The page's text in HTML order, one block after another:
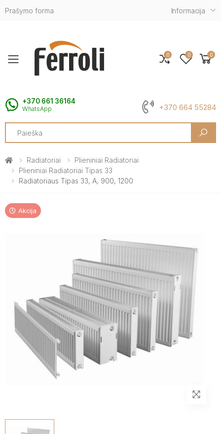
Prašymo forma Informacija
Toggle mobile menu
+370 661 36164
WhatsApp +370 664 55284
Search
0 0 0
Radiatoriai
Plieniniai Radiatoriai
Plieniniai Radiatoriai Tipas 33
Radiatoriaus Tipas 33, A, 900, 1200
Akcija